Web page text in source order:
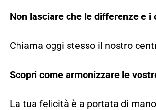
Non lasciare che le differenze e
Chiama oggi stesso il nostro
Scopri come armonizzare le
La tua felicità è a portata di